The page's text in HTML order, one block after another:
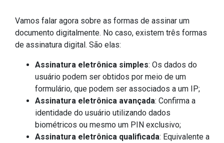
Vamos falar agora sobre as formas de assinar um
documento digitalmente. No caso, existem três formas
de assinatura digital. São elas:
Assinatura eletrônica simples: Os dados do
usuário podem ser obtidos por meio de um
formulário, que podem ser associados a um IP;
Assinatura eletrônica avançada: Confirma a
identidade do usuário utilizando dados
biométricos ou mesmo um PIN exclusivo;
Assinatura eletrônica qualificada: Equivalente a